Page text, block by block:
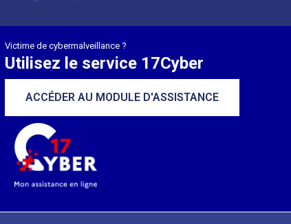
Victime de cybermalveillance ?
Utilisez le service 17Cyber
ACCÉDER AU MODULE D'ASSISTANCE